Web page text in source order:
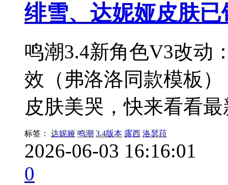
绯雪、达妮娅皮肤已
鸣潮3.4新角色V3改动
效（弗洛洛同款模板
皮肤美哭，快来看看
标签： 达妮娅 鸣潮 3.4版本 露西 洛瑟菈
2026-06-03 16:16:01
0